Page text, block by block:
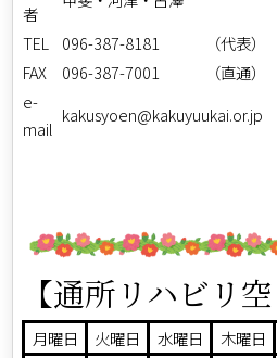
者
TEL
096-387-8181 （代表）
FAX
096-387-7001 （直通）
e-
mail
kakusyoen@kakuyuukai.or.jp
【通所リハビリ
月曜日 火曜日 水曜日 木曜日